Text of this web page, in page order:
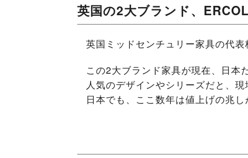
英国の2大ブランド、
英国ミッドセンチュリー家具の代
この2大ブランド家具が現在、日本
人気のデザインやシリーズだと、
日本でも、ここ数年は値上げの兆